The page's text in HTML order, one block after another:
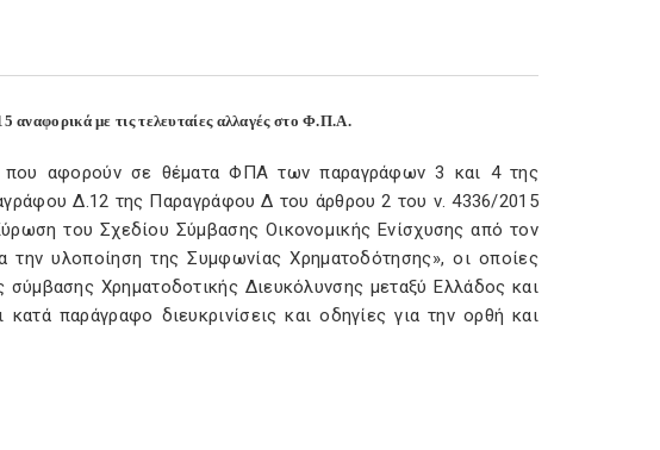
αναφορικά με τις τελευταίες αλλαγές στο Φ.Π.Α.
που αφορούν σε θέματα ΦΠΑ των παραγράφων 3 και 4 της
Δ.12 της Παραγράφου Δ του άρθρου 2 του ν. 4336/2015
του Σχεδίου Σύμβασης Οικονομικής Ενίσχυσης από τον
την υλοποίηση της Συμφωνίας Χρηματοδότησης», οι οποίες
Xρηματοδοτικής Διευκόλυνσης μεταξύ Ελλάδος και
παράγραφο διευκρινίσεις και οδηγίες για την ορθή και